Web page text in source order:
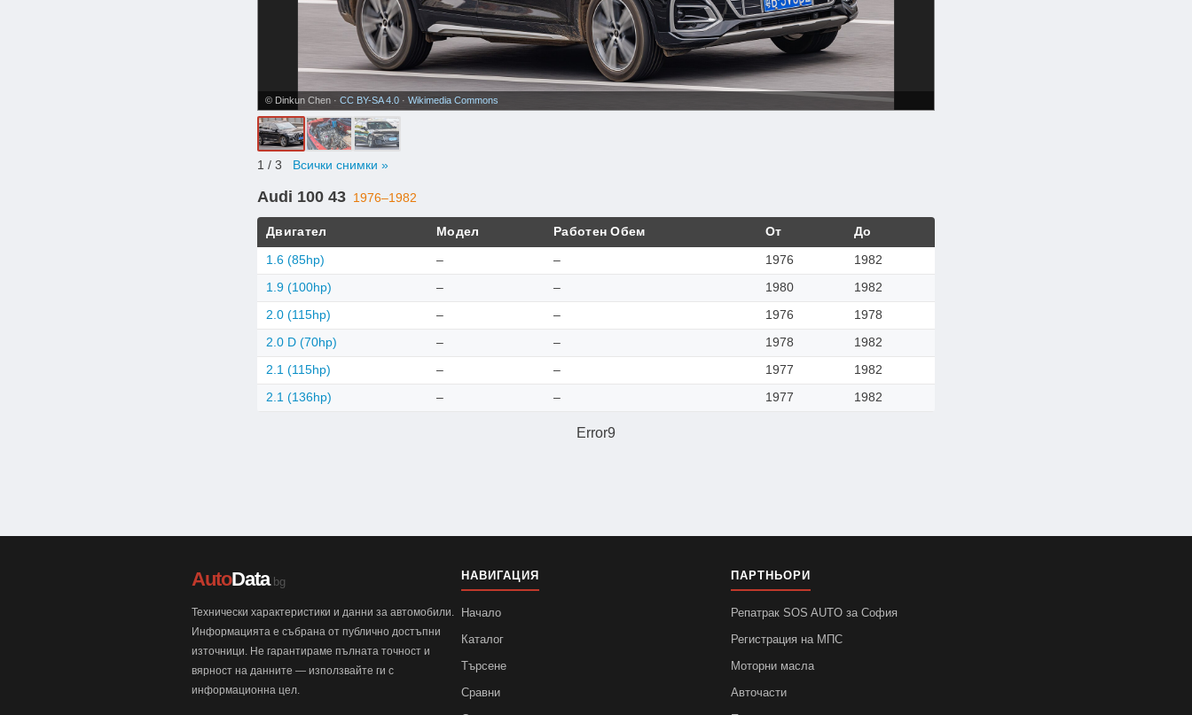
© Dinkun Chen · CC BY-SA 4.0 · Wikimedia Commons
1 / 3 Всички снимки »
Audi 100 43 1976–1982
Двигател Модел Работен Обем От До
1.6 (85hp) – – 1976 1982
1.9 (100hp) – – 1980 1982
2.0 (115hp) – – 1976 1978
2.0 D (70hp) – – 1978 1982
2.1 (115hp) – – 1977 1982
2.1 (136hp) – – 1977 1982
Error9
AutoData.bg
Технически характеристики и данни за автомобили.
Информацията е събрана от публично достъпни
източници. Не гарантираме пълната точност и
вярност на данните — използвайте ги с
информационна цел.
НАВИГАЦИЯ
Начало
Каталог
Търсене
Сравни
ПАРТНЬОРИ
Репатрак SOS AUTO за София
Регистрация на МПС
Моторни масла
Авточасти